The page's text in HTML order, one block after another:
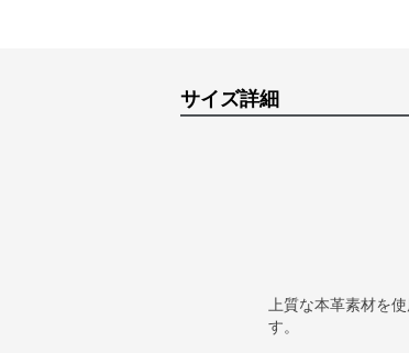
サイズ詳細
上質な本革素材を
す。